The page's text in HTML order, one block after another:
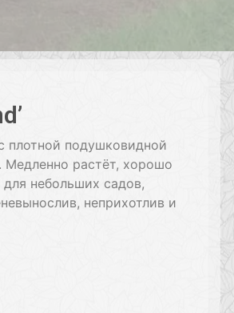
плотной подушковидной
Медленно растёт, хорошо
небольших садов,
неприхотлив и